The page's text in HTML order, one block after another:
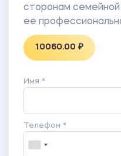
сторонам семейной
ее
10060.00 ₽
Имя *
Телефон *